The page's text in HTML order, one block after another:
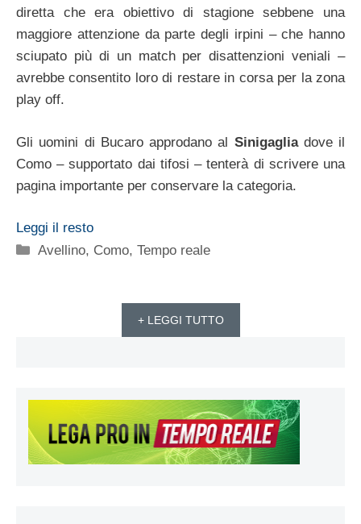
diretta che era obiettivo di stagione sebbene una
maggiore attenzione da parte degli irpini – che hanno
sciupato più di un match per disattenzioni veniali –
avrebbe consentito loro di restare in corsa per la zona
play off.
Gli uomini di Bucaro approdano al Sinigagliadove il
Como – supportato dai tifosi – tenterà di scrivere una
pagina importante per conservare la categoria.
Leggi il resto
Categorie
Avellino, Como,Tempo reale
+ LEGGI TUTTO